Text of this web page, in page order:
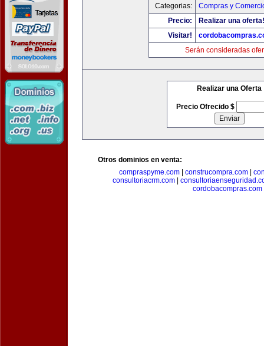
Categorias:
Compras y
Precio:
Realizar una oferta!
Visitar!
Serán consideradas
Realizar una Oferta
Precio Ofrecido $
Otros dominios en venta:
compraspyme.com
construcompra.com
consultoriacrm.com|
cordobacompras.com